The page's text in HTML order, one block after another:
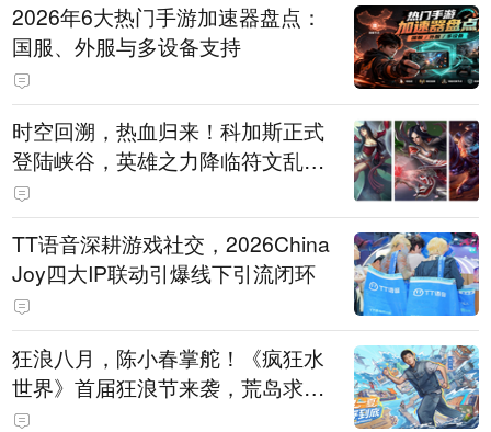
2026年6大热门手游加速器盘点：
国服、外服与多设备支持
时空回溯，热血归来！科加斯正式
登陆峡谷，英雄之力降临符文乱
斗！
TT语音深耕游戏社交，2026China
Joy四大IP联动引爆线下引流闭环
狂浪八月，陈小春掌舵！《疯狂水
世界》首届狂浪节来袭，荒岛求生
直播即将开启